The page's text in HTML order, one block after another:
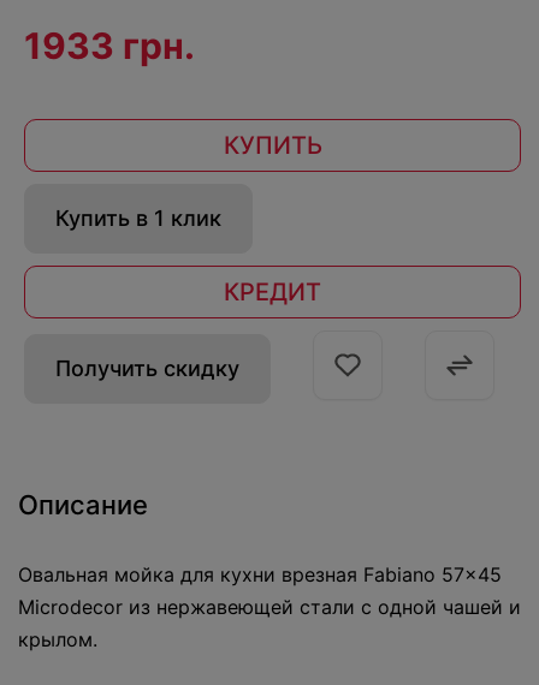
1933 грн.
КУПИТЬ
Купить в 1 клик
КРЕДИТ
Получить скидку
Описание
Овальная мойка для кухни врезная Fabiano 57x45
Microdecor из нержавеющей стали с одной чашей и
крылом.